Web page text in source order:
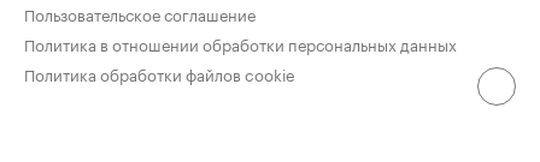
Пользовательское соглашение
Политика в отношении обработки персональных данных
Политика обработки файлов cookie